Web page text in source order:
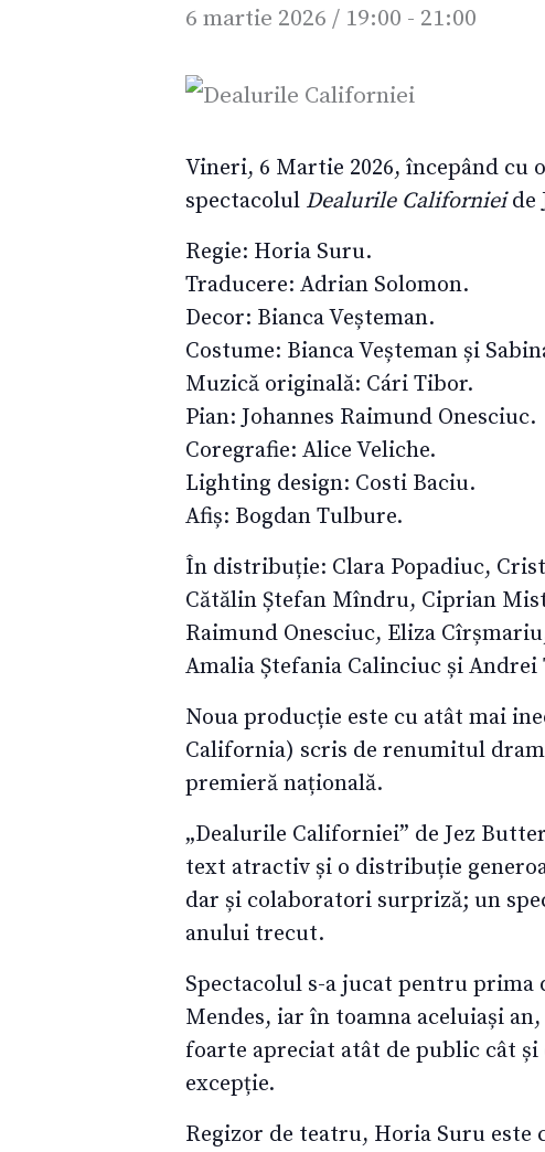
6 martie 2026 / 19:00 - 21:00
Vineri, 6 Martie 2026, începând cu
spectacolul Dealurile Californieide
Regie: Horia Suru.
Traducere: Adrian Solomon.
Decor: Bianca Veșteman.
Costume: Bianca Veșteman și
Muzică originală: Cári Tibor.
Pian: Johannes Raimund Onesciuc.
Coregrafie: Alice Veliche.
Lighting design: Costi Baciu.
Afiș: Bogdan Tulbure.
În distribuție: Clara Popadiuc,
Cătălin Ștefan Mîndru, Ciprian
Raimund Onesciuc, Eliza
Amalia Ștefania Calinciuc și Andrei
Noua producție este cu atât mai
California) scris de renumitul
premieră națională.
„Dealurile Californiei” de Jez
text atractiv și o distribuție
dar și colaboratori surpriză; un
anului trecut.
Spectacolul s-a jucat pentru prima
Mendes, iar în toamna aceluiași
foarte apreciat atât de public cât
excepție.
Regizor de teatru, Horia Suru este